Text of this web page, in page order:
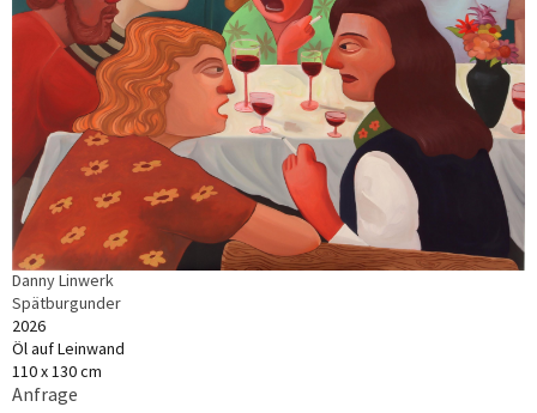
Danny Linwerk
Spätburgunder
2026
Öl auf Leinwand
110 x 130 cm
Anfrage